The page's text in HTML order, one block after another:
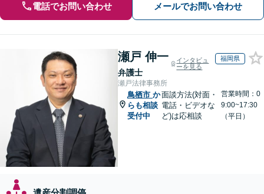
電話でお問い合わせ メールでお問い合わせ
瀬戸 伸一
弁護士
インタビュ
ーを見る
福岡県
瀬戸法律事務所
鳥栖市 か
らも相談
受付中
面談方法(対面・
電話・ビデオな
ど)は応相談
営業時間：0
9:00~17:30
（平日）